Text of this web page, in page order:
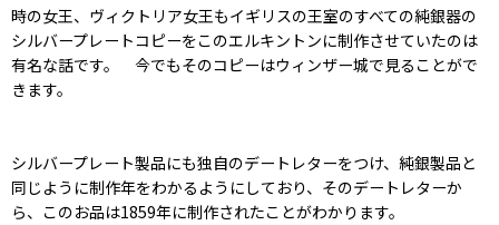
時の女王、ヴィクトリア女王もイギリスの王室のすべての純銀器の
シルバープレートコピーをこのエルキントンに制作させていたのは
有名な話です。 今でもそのコピーはウィンザー城で見ることがで
きます。
シルバープレート製品にも独自のデートレターをつけ、純銀製品と
同じように制作年をわかるようにしており、そのデートレターか
ら、このお品は1859年に制作されたことがわかります。